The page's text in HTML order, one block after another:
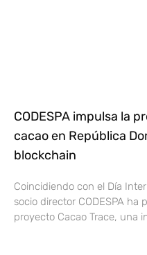
CODESPA impulsa la
cacao en República
blockchain
Coincidiendo con el Día
socio director CODESPA ha
proyecto Cacao Trace, una